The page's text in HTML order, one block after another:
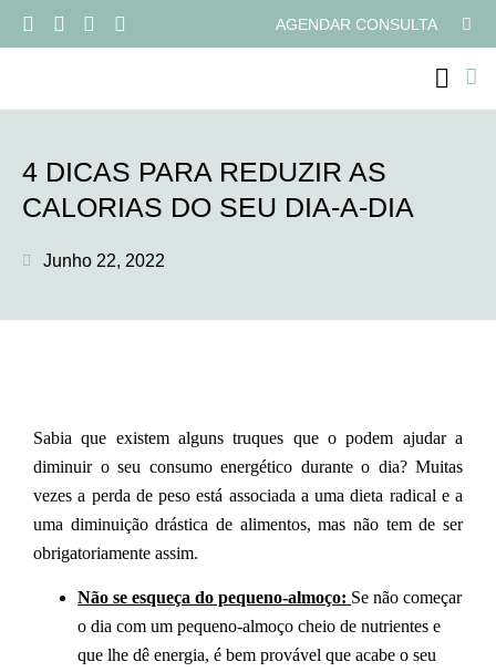
AGENDAR CONSULTA
4 DICAS PARA REDUZIR AS
CALORIAS DO SEU DIA-A-DIA
Junho 22, 2022
Sabia que existem alguns truques que o podem ajudar a
diminuir o seu consumo energético durante o dia? Muitas
vezes a perda de peso está associada a uma dieta radical e a
uma diminuição drástica de alimentos, mas não tem de ser
obrigatoriamente assim.
Não se esqueça do pequeno-almoço: Se não começar
o dia com um pequeno-almoço cheio de nutrientes e
que lhe dê energia, é bem provável que acabe o seu